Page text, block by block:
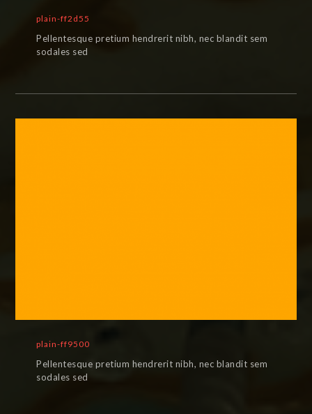
plain-ff2d55
Pellentesque pretium hendrerit nibh, nec blandit sem
sodales sed
plain-ff9500
Pellentesque pretium hendrerit nibh, nec blandit sem
sodales sed